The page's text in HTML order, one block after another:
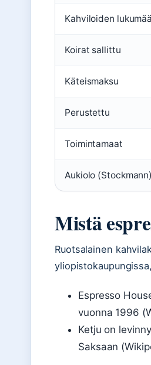
Kahviloiden
Koirat sallittu
Käteismaksu
Perustettu
Toimintamaat
Aukiolo (Stockmann)
Mistä
Ruotsalainen
Espresso
vuonna 1996
Ketju on
Saksaan